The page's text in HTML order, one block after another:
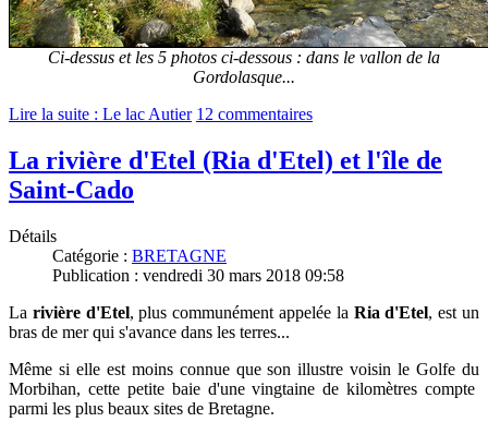
Ci-dessus et les 5 photos ci-dessous : dans le vallon de la
Gordolasque...
Lire la suite : Le lac Autier 12 commentaires
La rivière d'Etel (Ria d'Etel) et l'île de
Saint-Cado
Détails
Catégorie : BRETAGNE
Publication : vendredi 30 mars 2018 09:58
La rivière d'Etel, plus communément appelée la Ria d'Etel, est un
bras de mer qui s'avance dans les terres...
Même si elle est moins connue que son illustre voisin le Golfe du
Morbihan, cette petite baie d'une vingtaine de kilomètres compte
parmi les plus beaux sites de Bretagne.